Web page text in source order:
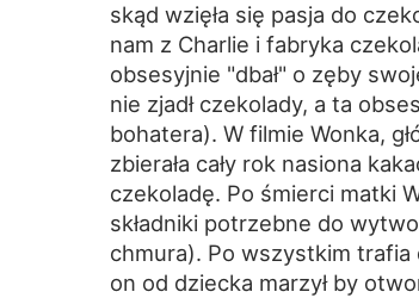
skąd wzięła się pasja do
nam z Charlie i fabryka
obsesyjnie "dbał" o zęby
nie zjadł czekolady, a ta
bohatera). W filmie Wonka,
zbierała cały rok nasiona
czekoladę. Po śmierci matki
składniki potrzebne do
chmura). Po wszystkim trafia
on od dziecka marzył by